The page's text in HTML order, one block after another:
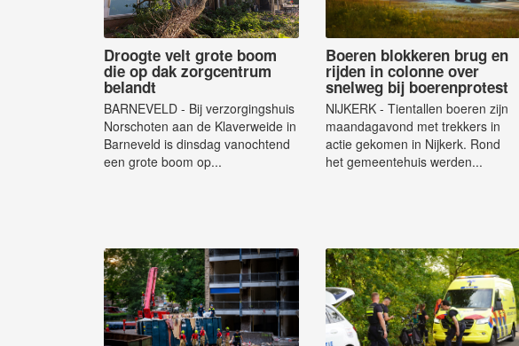
Droogte velt grote boom
die op dak zorgcentrum
belandt
BARNEVELD - Bij verzorgingshuis
Norschoten aan de Klaverweide in
Barneveld is dinsdag vanochtend
een grote boom op...
Boeren blokkeren brug en
rijden in colonne over
snelweg bij boerenprotest
NIJKERK - Tientallen boeren zijn
maandagavond met trekkers in
actie gekomen in Nijkerk. Rond
het gemeentehuis werden...